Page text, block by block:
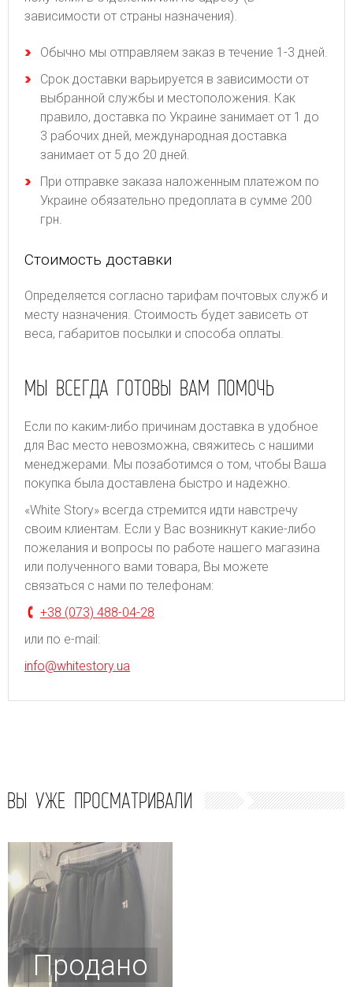
зависимости от страны назначения).
Обычно мы отправляем заказ в течение 1-3 дней.
Срок доставки варьируется в зависимости от
выбранной службы и местоположения. Как
правило, доставка по Украине занимает от 1 до
3 рабочих дней, международная доставка
занимает от 5 до 20 дней.
При отправке заказа наложенным платежом по
Украине обязательно предоплата в сумме 200
грн.
Стоимость доставки
Определяется согласно тарифам почтовых служб и
месту назначения. Стоимость будет зависеть от
веса, габаритов посылки и способа оплаты.
МЫ ВСЕГДА ГОТОВЫ ВАМ ПОМОЧЬ
Если по каким-либо причинам доставка в удобное
для Вас место невозможна, свяжитесь с нашими
менеджерами. Мы позаботимся о том, чтобы Ваша
покупка была доставлена быстро и надежно.
«White Story» всегда стремится идти навстречу
своим клиентам. Если у Вас возникнут какие-либо
пожелания и вопросы по работе нашего магазина
или полученного вами товара, Вы можете
связаться с нами по телефонам:
+38 (073) 488-04-28
или по e-mail:
info@whitestory.ua
ВЫ УЖЕ ПРОСМАТРИВАЛИ
Продано